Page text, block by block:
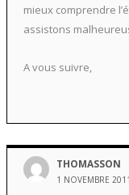
mieux comprendre
assistons
A vous suivre,
THOMASSON
1 NOVEMBRE